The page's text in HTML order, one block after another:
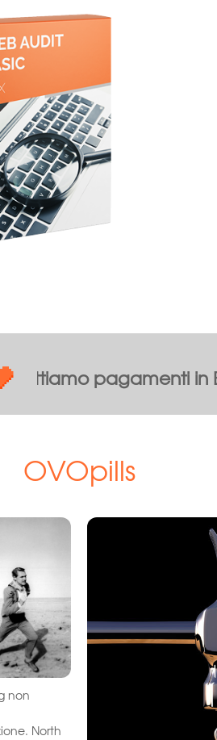
Accettiamo pagamenti
OVOpills
non
North